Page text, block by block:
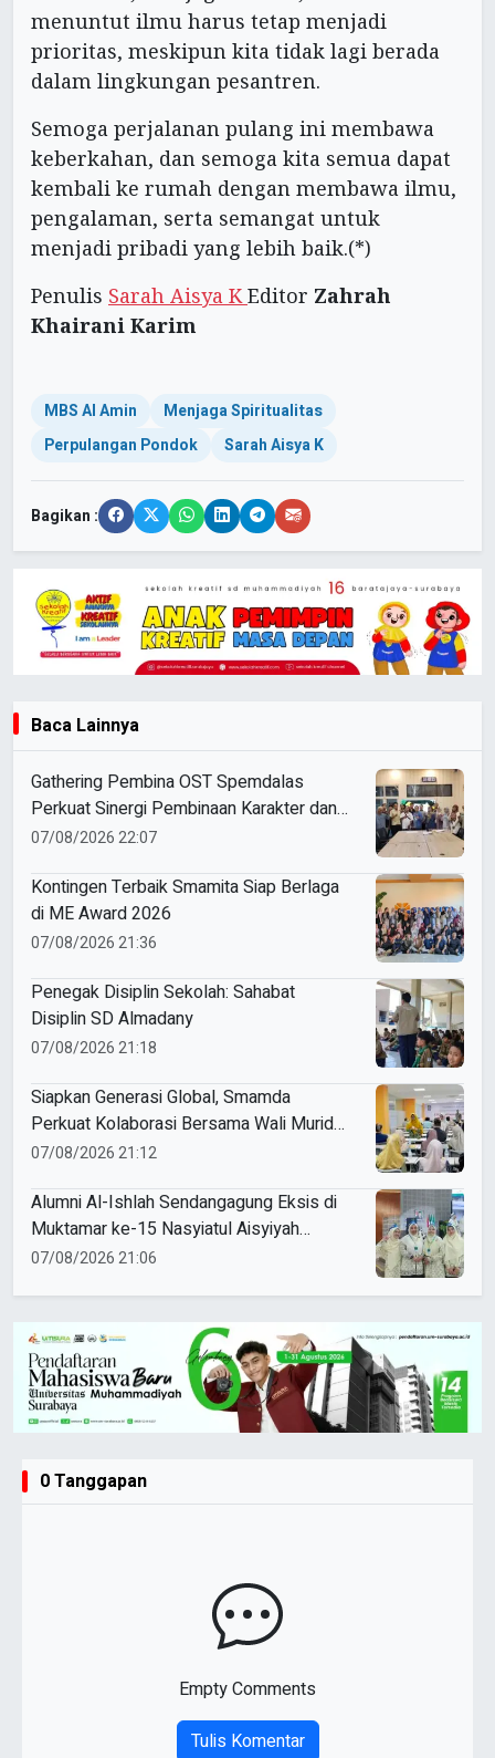
menuntut ilmu harus tetap menjadi
prioritas, meskipun kita tidak lagi berada
dalam lingkungan pesantren.
Semoga perjalanan pulang ini membawa
keberkahan, dan semoga kita semua dapat
kembali ke rumah dengan membawa ilmu,
pengalaman, serta semangat untuk
menjadi pribadi yang lebih baik.(*)
Penulis Sarah Aisya K Editor Zahrah
Khairani Karim
MBS Al Amin
Menjaga Spiritualitas
Perpulangan Pondok
Sarah Aisya K
Bagikan :
Baca Lainnya
Gathering Pembina OST Spemdalas
Perkuat Sinergi Pembinaan Karakter dan
Prestasi Siswa
07/08/2026 22:07
Kontingen Terbaik Smamita Siap Berlaga
di ME Award 2026
07/08/2026 21:36
Penegak Disiplin Sekolah: Sahabat
Disiplin SD Almadany
07/08/2026 21:18
Siapkan Generasi Global, Smamda
Perkuat Kolaborasi Bersama Wali Murid
Kelas XI Program Internasional
07/08/2026 21:12
Alumni Al-Ishlah Sendangagung Eksis di
Muktamar ke-15 Nasyiatul Aisyiyah
Surakarta
07/08/2026 21:06
0 Tanggapan
Empty Comments
Tulis Komentar